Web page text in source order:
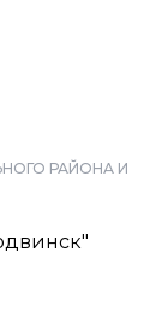
РАЙОНА И